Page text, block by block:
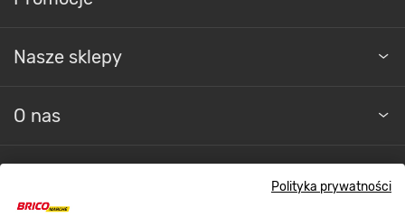
Polityka prywatności
Nasze sklepy
O nas